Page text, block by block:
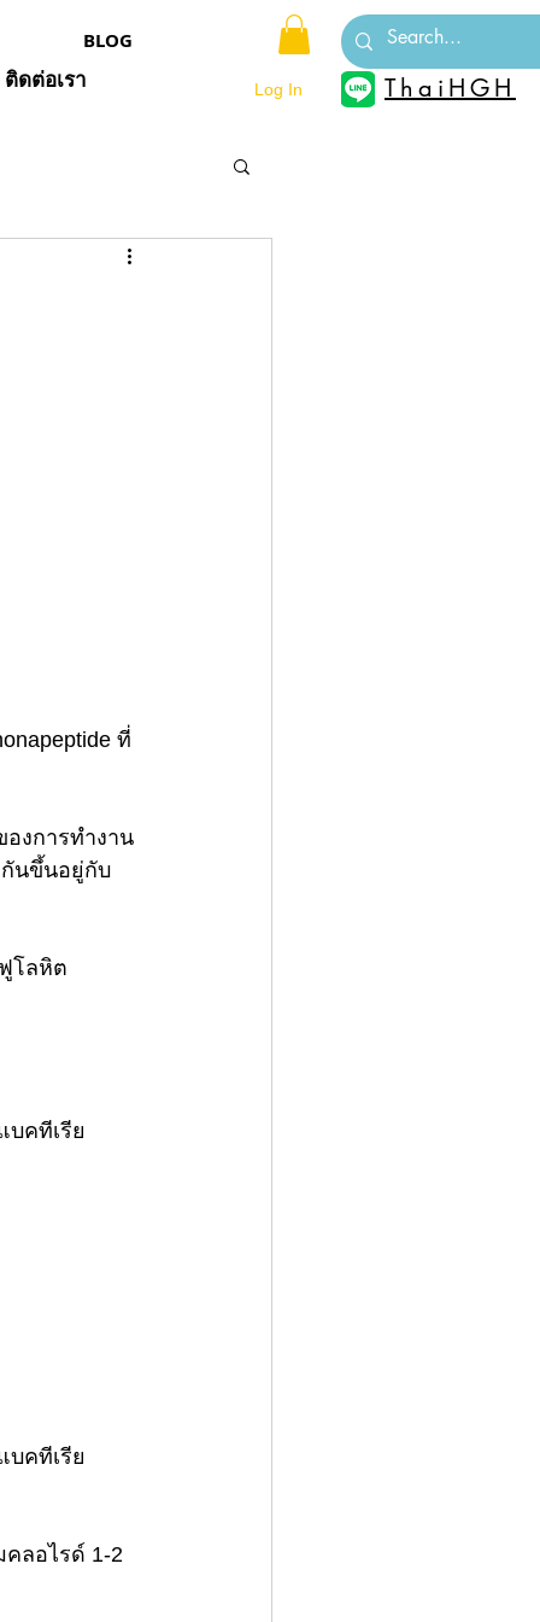
BLOG
Log In
ติดต่อเรา ThaiHGH
ที่
งการทำงาน
กันขึ้นอยู่กับ
โลหิต
บคทีเรีย
บคทีเรีย
ลอไรด์ 1-2